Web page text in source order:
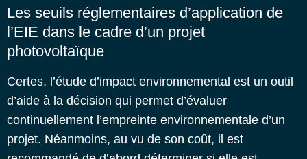
Les seuils réglementaires d’application de
l’EIE dans le cadre d’un projet
photovoltaïque
Certes, l’étude d’impact environnemental est un outil
d’aide à la décision qui permet d’évaluer
continuellement l’empreinte environnementale d’un
projet. Néanmoins, au vu de son coût, il est